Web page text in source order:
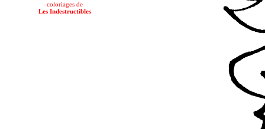
coloriages de
Les Indestructibles